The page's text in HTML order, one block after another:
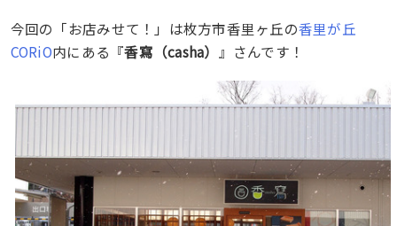
今回の「お店みせて！」は枚方市香里ヶ丘の香里が丘
CORiO内にある『香寫（casha） 』さんです！